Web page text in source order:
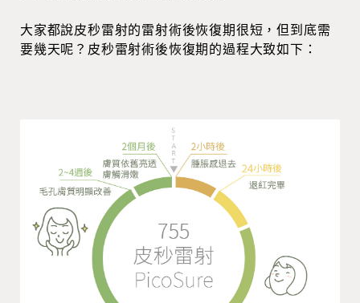
大家都說皮秒雷射的雷射術後恢復期很短，但到底需
要幾天呢？皮秒雷射術後恢復期的過程大致如下：